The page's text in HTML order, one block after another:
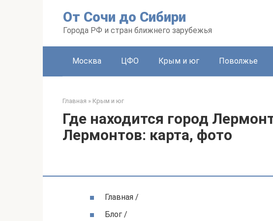
От Сочи до Сибири
Города РФ и стран ближнего зарубежья
Москва ЦФО Крым и юг Поволжье
Главная » Крым и юг
Где находится город
Лермонтов: карта, фото
Главная /
Блог /